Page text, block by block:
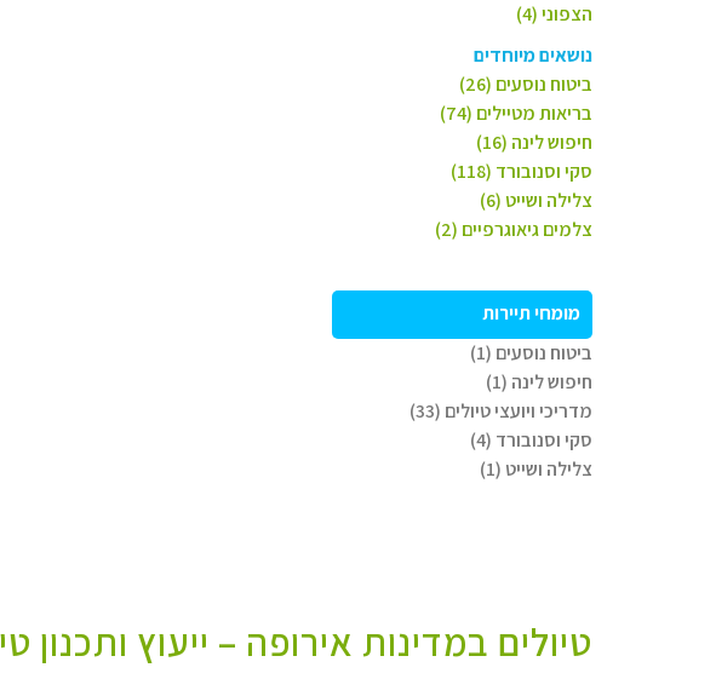
הצפוני (4)
נושאים מיוחדים
ביטוח נוסעים (26)
בריאות מטיילים (74)
חיפוש לינה (16)
סקי וסנובורד (118)
צלילה ושייט (6)
צלמים גיאוגרפיים (2)
מומחי תיירות
ביטוח נוסעים (1)
חיפוש לינה (1)
מדריכי ויועצי טיולים (33)
סקי וסנובורד (4)
צלילה ושייט (1)
טיולים במדינות אירופה – ייעוץ